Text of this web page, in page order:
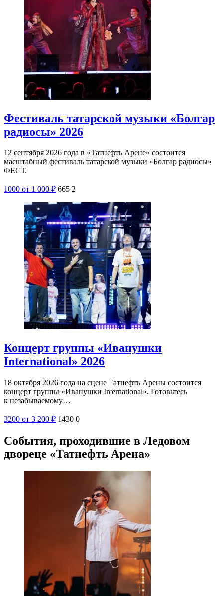
Фестиваль татарской музыки «Болгар
радиосы» 2026
12 сентября 2026 года в «Татнефть Арене» состоится
масштабный фестиваль татарской музыки «Болгар радиосы»
ФЕСТ.
1000 от 1 000 ₽ 665 2
Концерт группы «Иванушки
International» 2026
18 октября 2026 года на сцене Татнефть Арены состоится
концерт группы «Иванушки International». Готовьтесь
к незабываемому…
3200 от 3 200 ₽ 1430 0
События, проходившие в Ледовом
двореце «Татнефть Арена»